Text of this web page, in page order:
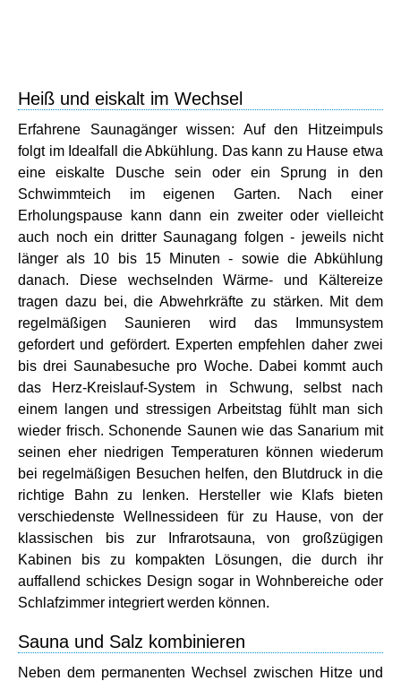
Heiß und eiskalt im Wechsel
Erfahrene Saunagänger wissen: Auf den Hitzeimpuls
folgt im Idealfall die Abkühlung. Das kann zu Hause etwa
eine eiskalte Dusche sein oder ein Sprung in den
Schwimmteich im eigenen Garten. Nach einer
Erholungspause kann dann ein zweiter oder vielleicht
auch noch ein dritter Saunagang folgen - jeweils nicht
länger als 10 bis 15 Minuten - sowie die Abkühlung
danach. Diese wechselnden Wärme- und Kältereize
tragen dazu bei, die Abwehrkräfte zu stärken. Mit dem
regelmäßigen Saunieren wird das Immunsystem
gefordert und gefördert. Experten empfehlen daher zwei
bis drei Saunabesuche pro Woche. Dabei kommt auch
das Herz-Kreislauf-System in Schwung, selbst nach
einem langen und stressigen Arbeitstag fühlt man sich
wieder frisch. Schonende Saunen wie das Sanarium mit
seinen eher niedrigen Temperaturen können wiederum
bei regelmäßigen Besuchen helfen, den Blutdruck in die
richtige Bahn zu lenken. Hersteller wie Klafs bieten
verschiedenste Wellnessideen für zu Hause, von der
klassischen bis zur Infrarotsauna, von großzügigen
Kabinen bis zu kompakten Lösungen, die durch ihr
auffallend schickes Design sogar in Wohnbereiche oder
Schlafzimmer integriert werden können.
Sauna und Salz kombinieren
Neben dem permanenten Wechsel zwischen Hitze und